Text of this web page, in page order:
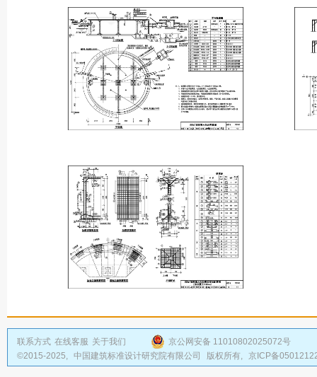
联系方式 在线客服 关于我们
京公网安备 11010802025072号
©2015-2025, 中国建筑标准设计研究院有限公司 版权所有, 京ICP备